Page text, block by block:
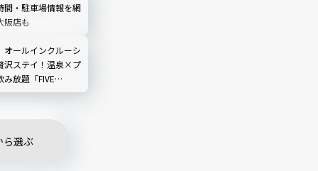
間・駐車場情報を網
阪店も
オールインクルーシ
沢ステイ！温泉×プ
放題「FIVE
THE
ら選ぶ